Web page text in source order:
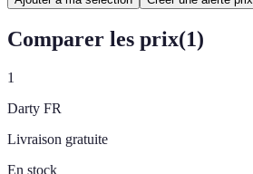
Comparer les prix(1)
1
Darty FR
Livraison gratuite
En stock